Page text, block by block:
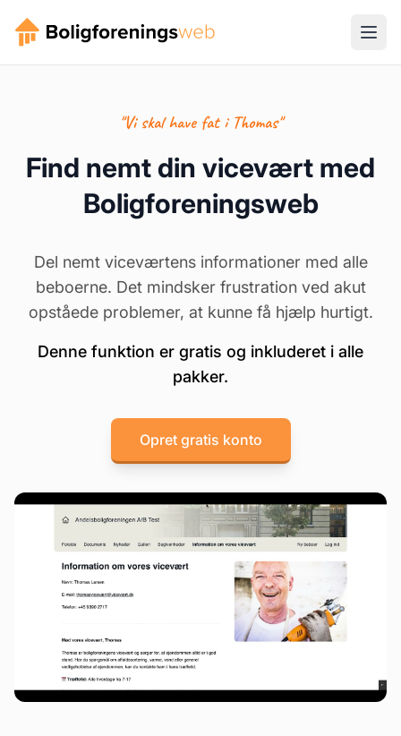
"Vi skal have fat i Thomas"
Find nemt din vicevært med
Boligforeningsweb
Del nemt viceværtens informationer med alle
beboerne. Det mindsker frustration ved akut
opståede problemer, at kunne få hjælp hurtigt.
Denne funktion er gratis og inkluderet i alle
pakker.
Opret gratis konto